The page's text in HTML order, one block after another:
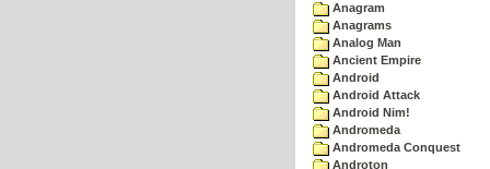
Anagram
Anagrams
Analog Man
Ancient Empire
Android
Android Attack
Android Nim!
Andromeda
Andromeda Conquest
Androton